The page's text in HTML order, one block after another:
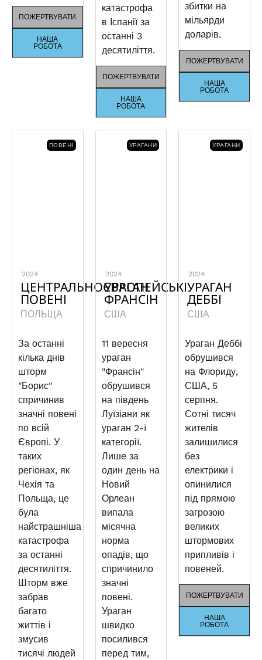
ПОЖЕРТВУВАТИ
НАША
РОБОТА
катастрофа
в Іспанії за
останні 3
десятиліття.
ПОЖЕРТВУВАТИ
НАША
РОБОТА
збитки на
мільярди
доларів.
ПОЖЕРТВУВАТИ
НАША
РОБОТА
ПОВЕНІ
2024
ЦЕНТРАЛЬНОЄВРОПЕЙСЬКІ
ПОВЕНІ
ПОЛЬЩА
За останні
кілька днів
шторм
"Борис"
спричинив
значні повені
по всій
Європі. У
таких
регіонах, як
Чехія та
Польща, це
була
найстрашніша
катастрофа
за останні
десятиліття.
Шторм вже
забрав
багато
життів і
змусив
тисячі людей
УРАГАНИ
2024
УРАГАН
ФРАНСІН
США
11 вересня
ураган
"Франсін"
обрушився
на південь
Луїзіани як
ураган 2-ї
категорії.
Лише за
один день на
Новий
Орлеан
випала
місячна
норма
опадів, що
спричинило
значні
повені.
Ураган
швидко
посилився
перед тим,
УРАГАНИ
2024
УРАГАН
ДЕББІ
США
Ураган Деббі
обрушився
на Флориду,
США, 5
серпня.
Сотні тисяч
жителів
залишилися
без
електрики і
опинилися
під прямою
загрозою
великих
штормових
припливів і
повеней.
ПОЖЕРТВУВАТИ
НАША
РОБОТА